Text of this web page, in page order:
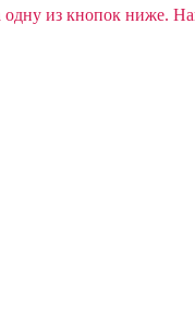
из кнопок ниже.